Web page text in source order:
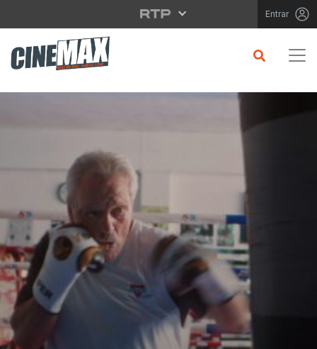
Saltar para o conteúdo principal Entrar